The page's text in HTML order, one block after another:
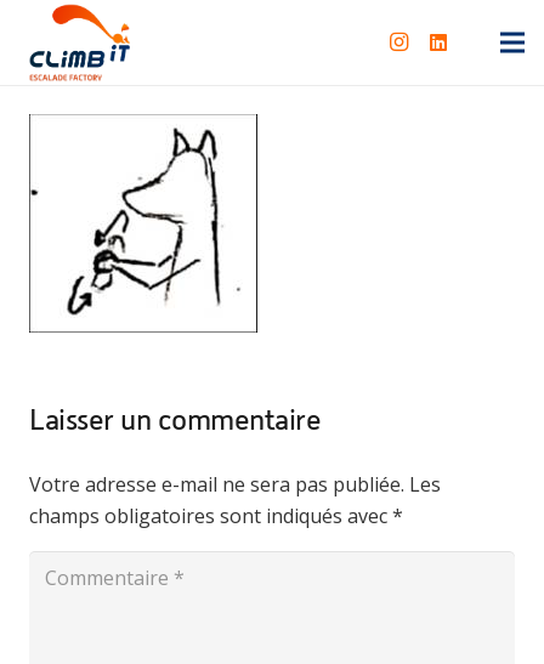
Laisser un commentaire
Votre adresse e-mail ne sera pas publiée. Les
champs obligatoires sont indiqués avec*